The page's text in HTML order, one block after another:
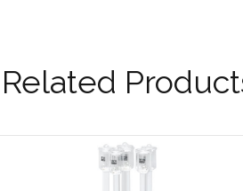
Related